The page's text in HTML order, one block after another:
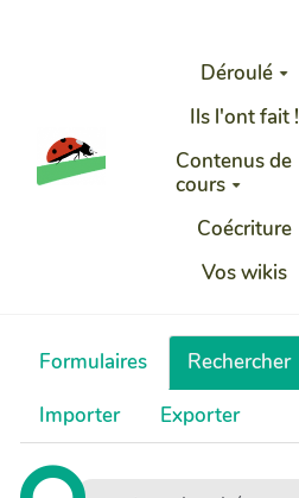
Déroulé
Ils l'ont fait !
Contenus de
cours
Coécriture
Vos wikis
Formulaires Rechercher
Importer
Exporter